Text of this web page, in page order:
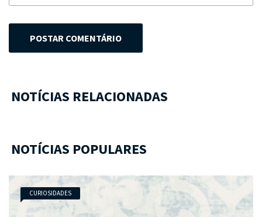
POSTAR COMENTÁRIO
NOTÍCIAS RELACIONADAS
NOTÍCIAS POPULARES
CURIOSIDADES